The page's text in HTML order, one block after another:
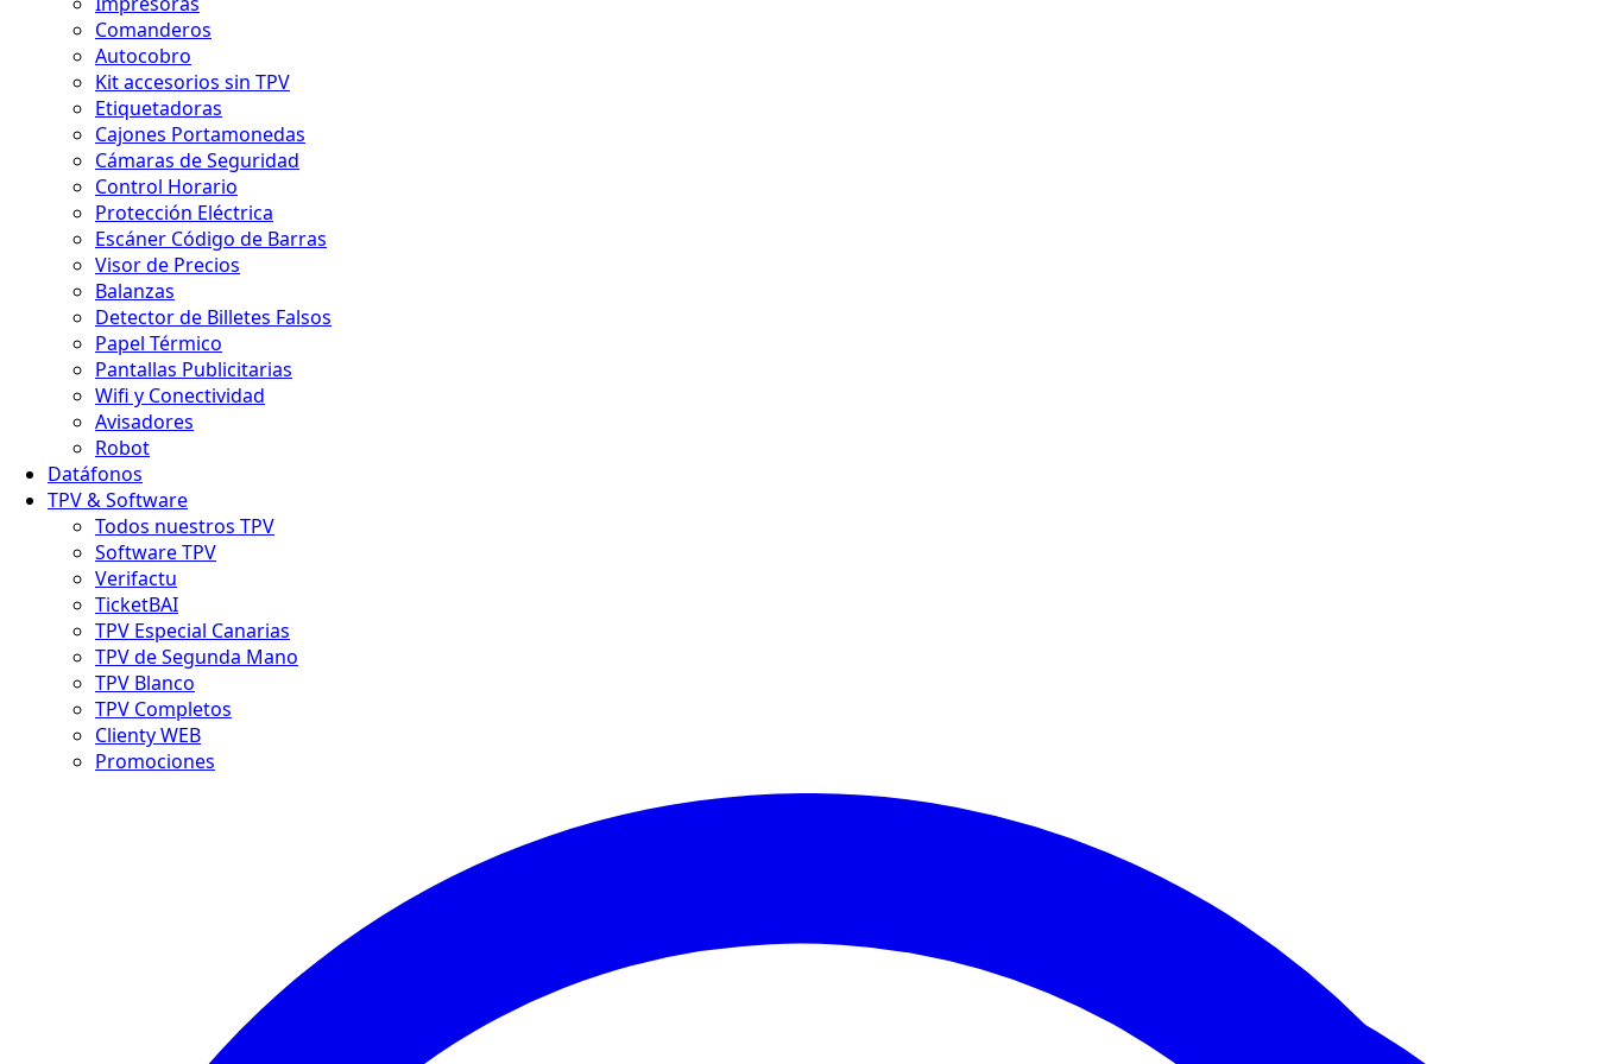
Comanderos
Autocobro
Kit accesorios sin TPV
Etiquetadoras
Cajones Portamonedas
Cámaras de Seguridad
Control Horario
Protección Eléctrica
Escáner Código de Barras
Visor de Precios
Balanzas
Detector de Billetes Falsos
Papel Térmico
Pantallas Publicitarias
Wifi y Conectividad
Avisadores
Robot
Datáfonos
TPV & Software
Todos nuestros TPV
Software TPV
Verifactu
TicketBAI
TPV Especial Canarias
TPV de Segunda Mano
TPV Blanco
TPV Completos
Clienty WEB
Promociones